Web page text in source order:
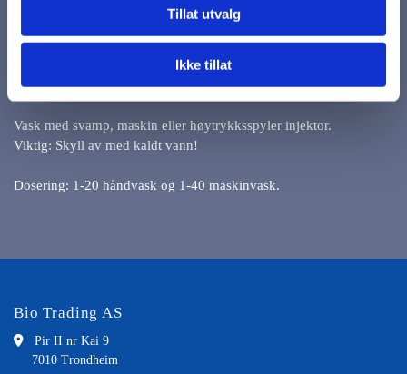
Tillat utvalg
Ikke tillat
En moderne konsentrert bilshampoo med voks emulsjon som
oppløserveiskitt, fett, salt og diesel uten å skade lakken.
Bilshampoen etterlater en tynn beskyttende vokshinne som
girbillakken en hurtigtørkende glanset finish.
Vask med svamp, maskin eller høytrykksspyler injektor.
Viktig: Skyll av med kaldt vann!
Dosering: 1-20 håndvask og 1-40 maskinvask.
Bio Trading AS
 Pir II nr Kai 9
7010 Trondheim